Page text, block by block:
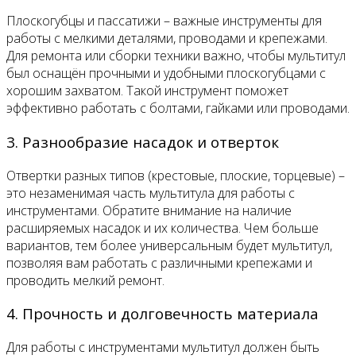
Плоскогубцы и пассатижи – важные инструменты для
работы с мелкими деталями, проводами и крепежами.
Для ремонта или сборки техники важно, чтобы мультитул
был оснащён прочными и удобными плоскогубцами с
хорошим захватом. Такой инструмент поможет
эффективно работать с болтами, гайками или проводами.
3. Разнообразие насадок и отверток
Отвертки разных типов (крестовые, плоские, торцевые) –
это незаменимая часть мультитула для работы с
инструментами. Обратите внимание на наличие
расширяемых насадок и их количества. Чем больше
вариантов, тем более универсальным будет мультитул,
позволяя вам работать с различными крепежами и
проводить мелкий ремонт.
4. Прочность и долговечность материала
Для работы с инструментами мультитул должен быть